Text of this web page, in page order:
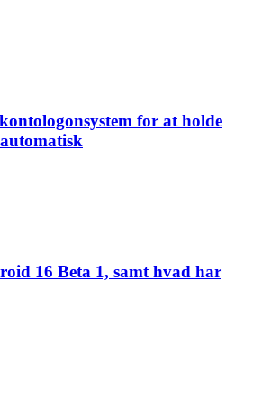
for at holde
16 Beta 1, samt hvad har